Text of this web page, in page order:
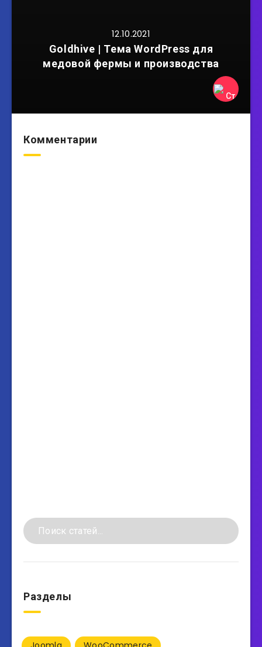
12.10.2021
Goldhive | Тема WordPress для
медовой фермы и производства
Комментарии
Разделы